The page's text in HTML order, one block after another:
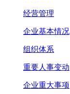
经营管理
企业基本情况
组织体系
重要人事变动
企业重大事项